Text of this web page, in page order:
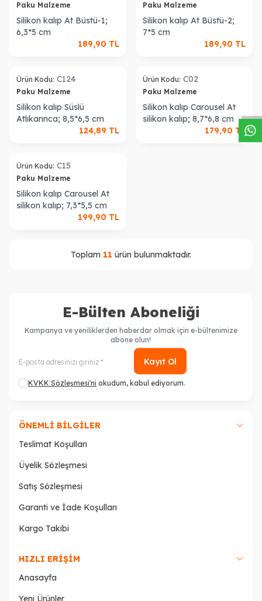
Paku Malzeme
Silikon kalıp At Büstü-1;
6,3*5 cm
189,90 TL
Paku Malzeme
Silikon kalıp At Büstü-2;
7*5 cm
189,90 TL
Ürün Kodu: C124
Paku Malzeme
Silikon kalıp Süslü
Atlıkarınca; 8,5*6,5 cm
124,89 TL
Ürün Kodu: C02
Paku Malzeme
Silikon kalıp Carousel At
silikon kalıp; 8,7*6,8 cm
179,90 TL
Ürün Kodu: C15
Paku Malzeme
Silikon kalıp Carousel At
silikon kalıp; 7,3*5,5 cm
199,90 TL
Toplam 11 ürün bulunmaktadır.
E-Bülten Aboneliği
Kampanya ve yeniliklerden haberdar olmak için e-bültenimize
abone olun!
Kayıt Ol
KVKK Sözleşmesi'ni okudum, kabul ediyorum.
ÖNEMLI BILGILER
Teslimat Koşulları
Üyelik Sözleşmesi
Satış Sözleşmesi
Garanti ve İade Koşulları
Kargo Takibi
HIZLI ERIŞIM
Anasayfa
Yeni Ürünler